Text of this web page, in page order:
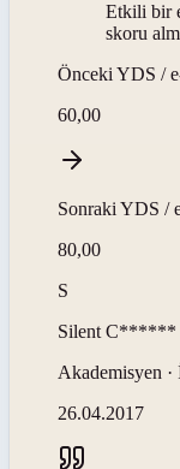
Etkili bir
skoru
Önceki YDS /
60,00
Sonraki YDS /
80,00
S
Silent C******
Akademisyen ·
26.04.2017